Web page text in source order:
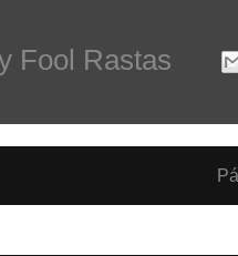
Fool Rastas